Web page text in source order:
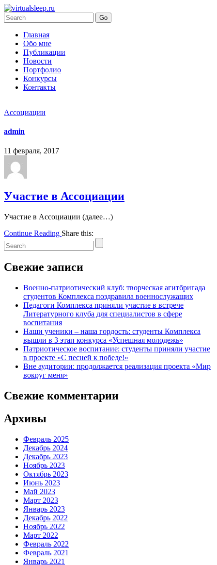
Главная
Обо мне
Публикации
Новости
Портфолио
Конкурсы
Контакты
Ассоциации
admin
11 февраля, 2017
Участие в Ассоциации
Участие в Ассоциации (далее…)
Continue Reading Share this:
Свежие записи
Военно-патриотический клуб: творческая агитбригада
студентов Комплекса поздравила военнослужащих
Педагоги Комплекса приняли участие в встрече
Литературного клуба для специалистов в сфере
воспитания
Наши ученики – наша гордость: студенты Комплекса
вышли в 3 этап конкурса «Успешная молодежь»
Патриотическое воспитание: студенты приняли участие
в проекте «С песней к победе!»
Вне аудитории: продолжается реализация проекта «Мир
вокруг меня»
Свежие комментарии
Архивы
Февраль 2025
Декабрь 2024
Декабрь 2023
Ноябрь 2023
Октябрь 2023
Июнь 2023
Май 2023
Март 2023
Январь 2023
Декабрь 2022
Ноябрь 2022
Март 2022
Февраль 2022
Февраль 2021
Январь 2021